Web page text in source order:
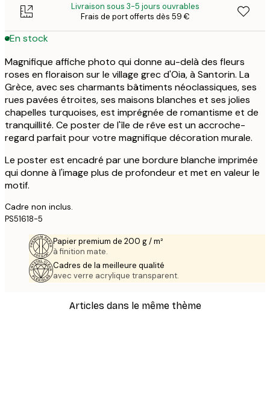
Livraison sous 3-5 jours ouvrables
Frais de port offerts dès 59 €
En stock
Magnifique affiche photo qui donne au-delà des fleurs
roses en floraison sur le village grec d'Oia, à Santorin. La
Grèce, avec ses charmants bâtiments néoclassiques, ses
rues pavées étroites, ses maisons blanches et ses jolies
chapelles turquoises, est imprégnée de romantisme et de
tranquillité. Ce poster de l'île de rêve est un accroche-
regard parfait pour votre magnifique décoration murale.
Le poster est encadré par une bordure blanche imprimée
qui donne à l'image plus de profondeur et met en valeur le
motif.
Cadre non inclus.
PS51618-5
Papier premium de 200 g / m²
à finition mate.
Cadres de la meilleure qualité
avec verre acrylique transparent.
Articles dans le même thème